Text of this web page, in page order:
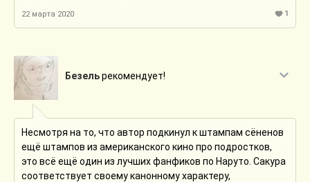
22 марта 2020 1
Безельрекомендует!
Несмотря на то, что автор подкинул к штампам сёненов
ещё штампов из американского кино про подростков,
это всё ещё один из лучших фанфиков по Наруто. Сакура
соответствует своему канонному характеру,